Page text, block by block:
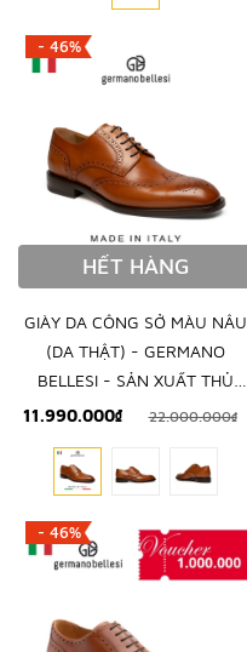
- 46%
HẾT HÀNG
GIÀY DA CÔNG SỞ MÀU NÂU
(DA THẬT) - GERMANO
BELLESI - SẢN XUẤT THỦ
CÔNG TẠI ITALY
11.990.000₫ 22.000.000₫
- 46%